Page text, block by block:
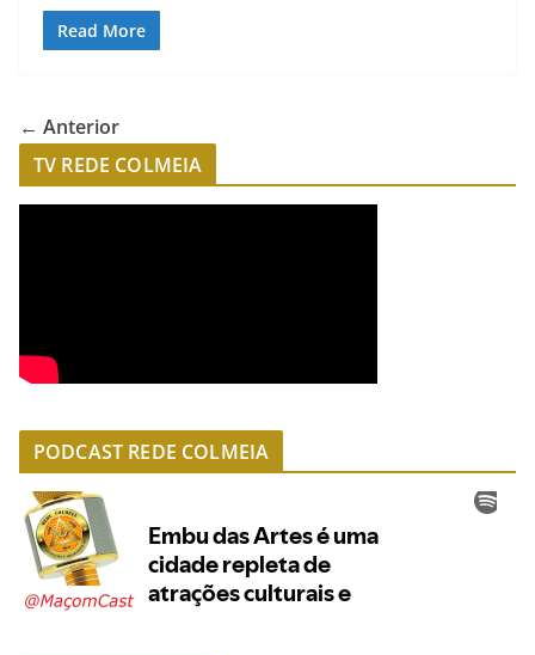
Read More
← Anterior
TV REDE COLMEIA
PODCAST REDE COLMEIA